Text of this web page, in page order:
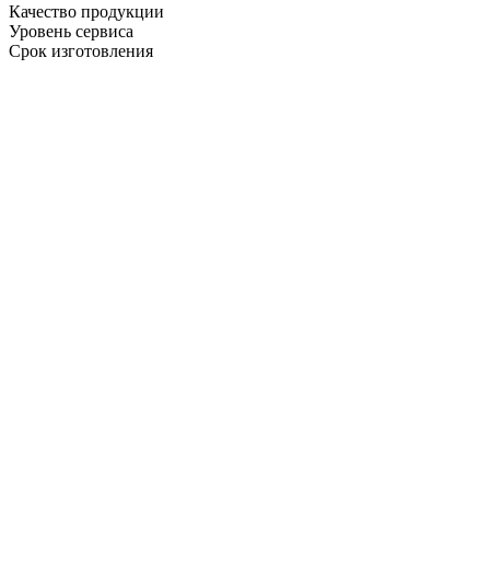
Качество продукции
Уровень сервиса
Срок изготовления